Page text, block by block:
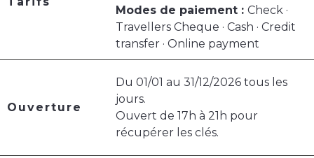
Modes de paiement : Check ·
Travellers Cheque · Cash · Credit
transfer · Online payment
Ouverture
Du 01/01 au 31/12/2026 tous les
jours.
Ouvert de 17h à 21h pour
récupérer les clés.